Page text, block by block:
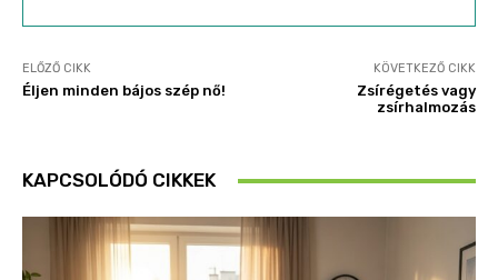
ELŐZŐ CIKK
Éljen minden bájos szép nő!
KÖVETKEZŐ CIKK
Zsírégetés vagy
zsírhalmozás
KAPCSOLÓDÓ CIKKEK